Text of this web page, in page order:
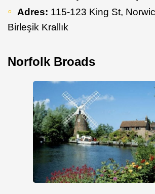
Adres: 115-123 King St,
Birleşik Krallık
Norfolk Broads